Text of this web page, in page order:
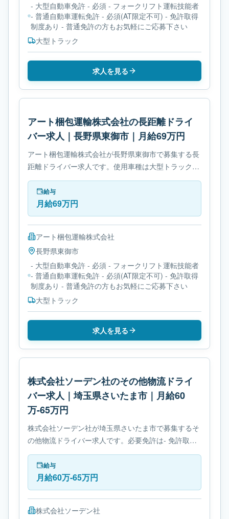
- 大型自動車免許 - 必須 - フォークリフト運転技能者
- 普通自動車運転免許 - 必須(AT限定不可) - 免許取得
制度あり - 普通免許の方もお気軽にご応募下さい
大型トラック
求人を見る
アート梱包運輸株式会社の長距離ドライ
バー求人｜長野県東御市｜月給69万円
アート梱包運輸株式会社が長野県東御市で募集する長
距離ドライバー求人です。使用車種は大型トラックで
す。勤務時間は- 変形労働時間制です。必要免許は- 大
型自動車免許です。
給与
月給69万円
アート梱包運輸株式会社
長野県東御市
- 大型自動車免許 - 必須 - フォークリフト運転技能者
- 普通自動車運転免許 - 必須(AT限定不可) - 免許取得
制度あり - 普通免許の方もお気軽にご応募下さい
大型トラック
求人を見る
株式会社ソーデン社のその他物流ドライ
バー求人｜埼玉県さいたま市｜月給60
万-65万円
株式会社ソーデン社が埼玉県さいたま市で募集するそ
の他物流ドライバー求人です。必要免許は- 免許取得
制度ありです。
給与
月給60万-65万円
株式会社ソーデン社